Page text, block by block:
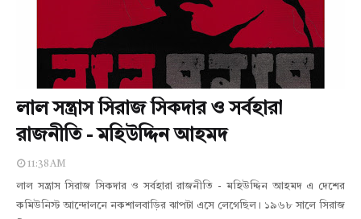
লাল সন্ত্রাস সিরাজ সিকদার ও সর্বহারা
রাজনীতি - মহিউদ্দিন আহমদ
11:38 AM
লাল সন্ত্রাস সিরাজ সিকদার ও সর্বহারা রাজনীতি - মহিউদ্দিন আহমদ এ দেশের
কমিউনিস্ট আন্দোলনে নকশালবাড়ির ঝাপটা এসে লেগেছিল। ১৯৬৮ সালে সিরাজ